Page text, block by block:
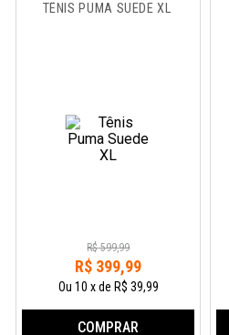
TÊNIS PUMA SUEDE XL
R$ 599,99
R$ 399,99
Ou 10 xde R$ 39,99
COMPRAR